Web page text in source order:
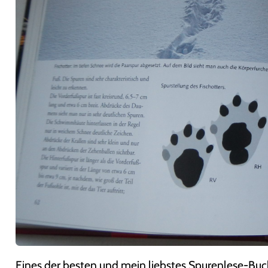
Eines der besten und mein liebstes Spurenlese-